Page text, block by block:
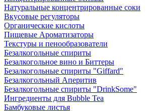
Натуральные концентрированные соки
Вкусовые регуляторы
Органические кислоты
Пищевые Ароматизаторы
Текстуры и пенообразователи
Безалкогольные спириты
Безалкогольное вино и Биттеры
Безалкогольные спириты "Giffard"
Безалкогольный Аперитив
Безалкогольные спириты "DrinkSome"
Ингредиенты для Bubble Tea
Бамбуковые листья